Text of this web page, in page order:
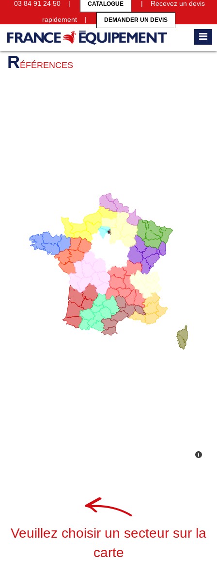
03 84 91 24 50 | CATALOGUE | Recevez un devis
rapidement | DEMANDER UN DEVIS
Accueil Références
RÉFÉRENCES
Veuillez choisir un secteur sur la
carte